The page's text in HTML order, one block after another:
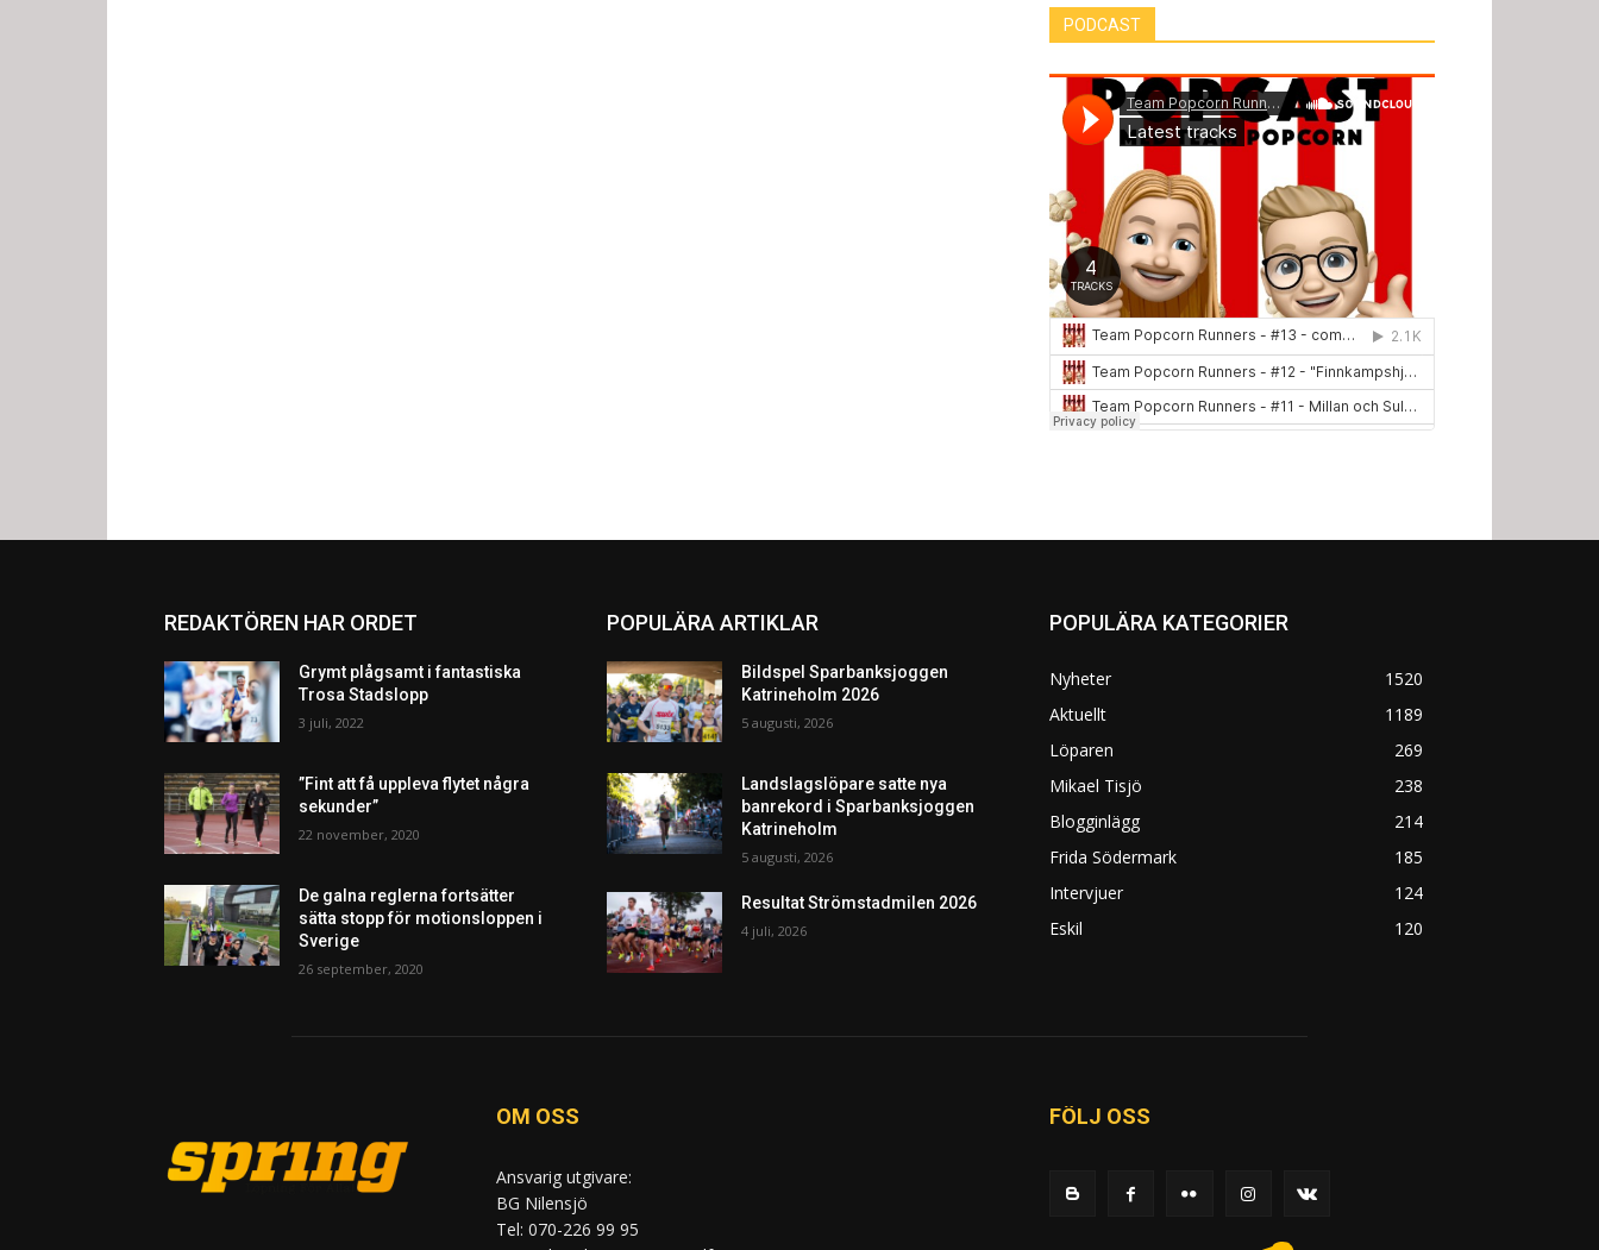
PODCAST
REDAKTÖREN HAR ORDET
Grymt plågsamt i fantastiska
Trosa Stadslopp
3 juli, 2022
”Fint att få uppleva flytet några
sekunder”
22 november, 2020
De galna reglerna fortsätter
sätta stopp för motionsloppen i
Sverige
26 september, 2020
POPULÄRA ARTIKLAR
Bildspel Sparbanksjoggen
Katrineholm 2026
5 augusti, 2026
Landslagslöpare satte nya
banrekord i Sparbanksjoggen
Katrineholm
5 augusti, 2026
Resultat Strömstadmilen 2026
4 juli, 2026
POPULÄRA KATEGORIER
Nyheter
1520
Aktuellt
1189
Löparen
269
Mikael Tisjö
238
Blogginlägg
214
Frida Södermark
185
Intervjuer
124
Eskil
120
OM OSS
Ansvarig utgivare:
BG Nilensjö
Tel: 070-226 99 95
FÖLJ OSS